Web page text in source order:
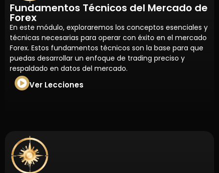
Fundamentos Técnicos del Mercado de
Forex
En este módulo, exploraremos los conceptos esenciales y
técnicas necesarias para operar con éxito en el mercado
Forex. Estos fundamentos técnicos son la base para que
puedas desarrollar un enfoque de trading preciso y
respaldado en datos del mercado.
Ver Lecciones